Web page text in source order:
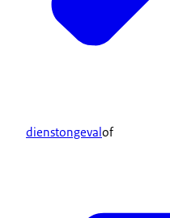
dienstongeval of